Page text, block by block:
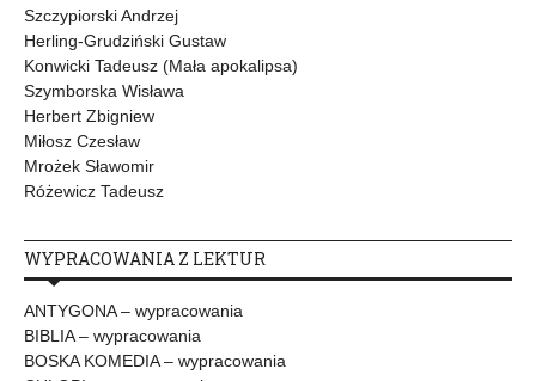
Szczypiorski Andrzej
Herling-Grudziński Gustaw
Konwicki Tadeusz (Mała apokalipsa)
Szymborska Wisława
Herbert Zbigniew
Miłosz Czesław
Mrożek Sławomir
Różewicz Tadeusz
WYPRACOWANIA Z LEKTUR
ANTYGONA – wypracowania
BIBLIA – wypracowania
BOSKA KOMEDIA – wypracowania